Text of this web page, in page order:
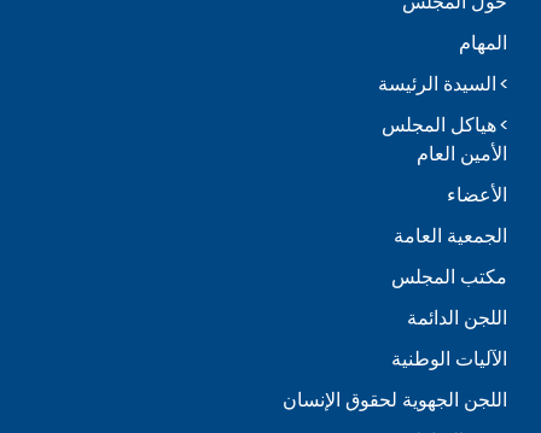
المهام
السيدة الرئيسة
هياكل المجلس
الأمين العام
الأعضاء
الجمعية العامة
مكتب المجلس
اللجن الدائمة
الآليات الوطنية
اللجن الجهوية لحقوق الإنسان